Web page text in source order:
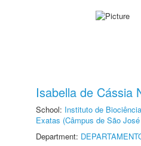
Isabella de Cássia
School: Instituto de
Exatas (Câmpus de São
Department: